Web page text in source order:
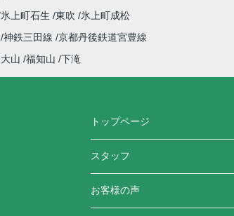
氷上町石生 東吹
氷上町成松
神鉄三田線 京都丹後鉄道宮豊線
山 福知山 下滝
トップページ
スタッフ
お客様の声